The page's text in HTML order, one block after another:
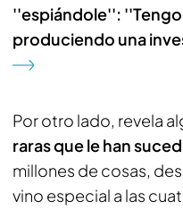
''espiándole'':
produciendo una
Por otro lado, revela
raras que le han
millones de cosas,
vino especial a las